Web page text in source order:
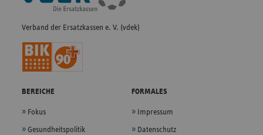
Verband der Ersatzkassen e. V. (vdek)
BEREICHE
Fokus
Gesundheitspolitik
FORMALES
Impressum
Datenschutz